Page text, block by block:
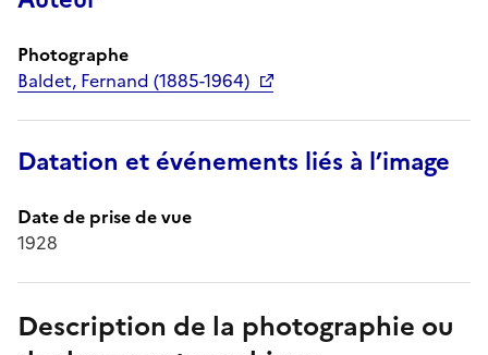
Photographe
Baldet, Fernand (1885-1964)
Datation et événements liés à l’image
Date de prise de vue
1928
Description de la photographie ou